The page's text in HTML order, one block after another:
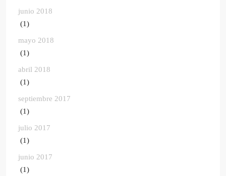
junio 2018
(1)
mayo 2018
(1)
abril 2018
(1)
septiembre 2017
(1)
julio 2017
(1)
junio 2017
(1)